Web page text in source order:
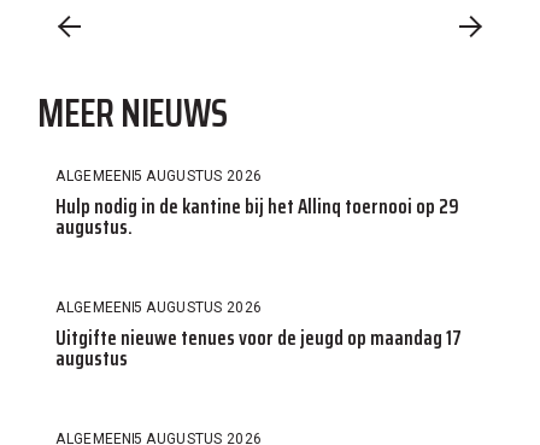
MEER NIEUWS
ALGEMEEN 5 AUGUSTUS 2026
Hulp nodig in de kantine bij het Allinq toernooi op 29
augustus.
ALGEMEEN 5 AUGUSTUS 2026
Uitgifte nieuwe tenues voor de jeugd op maandag 17
augustus
ALGEMEEN 5 AUGUSTUS 2026